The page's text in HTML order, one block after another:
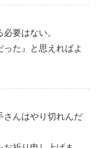
要はない。
た』と思えればよ
さんはやり切れんだ